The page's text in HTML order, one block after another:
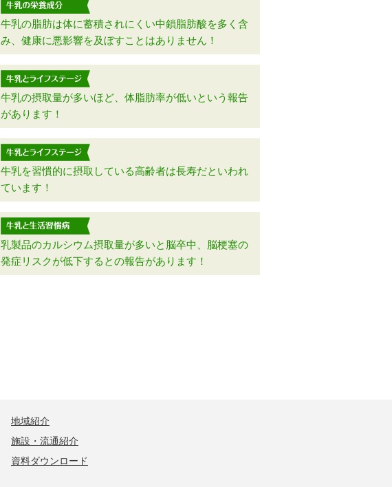
牛乳の脂肪は体に蓄積されにくい中鎖脂肪酸を多く含
み、健康に悪影響を及ぼすことはありません！
牛乳の摂取量が多いほど、体脂肪率が低いという報告
があります！
牛乳を習慣的に摂取している高齢者は長寿だといわれ
ています！
乳製品のカルシウム摂取量が多いと脳卒中、脳梗塞の
発症リスクが低下するとの報告があります！
地域紹介
施設・流通紹介
資料ダウンロード